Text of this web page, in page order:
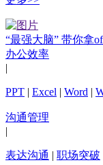
“最强大脑” 带你拿
办公效率
|
PPT | Excel | Word |
沟通管理
|
表达沟通 | 职场突破